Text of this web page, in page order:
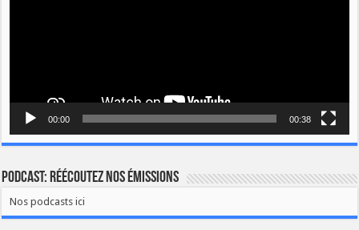
00:00 00:38
Podcast: Réécoutez nos émissions
Nos podcasts ici